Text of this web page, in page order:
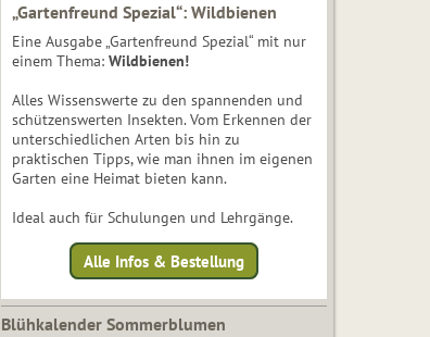
„Gartenfreund Spezial“: Wildbienen
Eine Ausgabe „Gartenfreund Spezial“ mit nur
einem Thema: Wildbienen!
Alles Wissenswerte zu den spannenden und
schützenswerten Insekten. Vom Erkennen der
unterschiedlichen Arten bis hin zu
praktischen Tipps, wie man ihnen im eigenen
Garten eine Heimat bieten kann.
Ideal auch für Schulungen und Lehrgänge.
Alle Infos & Bestellung
Blühkalender Sommerblumen